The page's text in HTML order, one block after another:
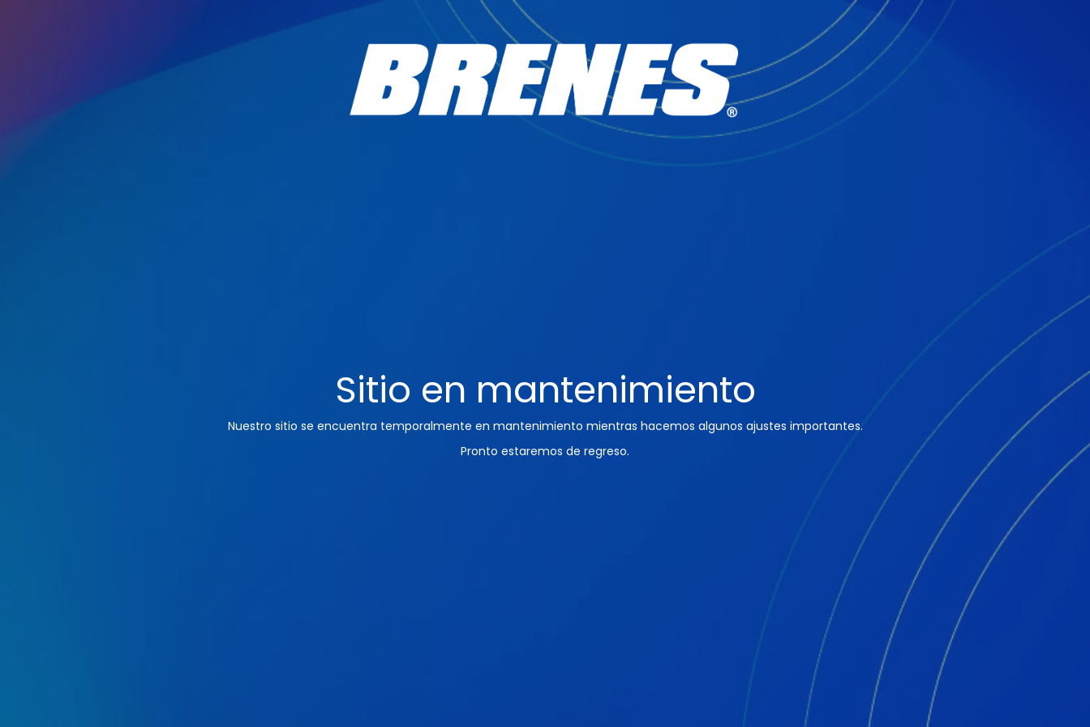
Sitio en mantenimiento
Nuestro sitio se encuentra temporalmente en mantenimiento mientras hacemos algunos ajustes importantes.
Pronto estaremos de regreso.